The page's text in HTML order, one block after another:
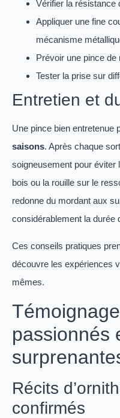
Vérifier la résistance
Appliquer une fine
mécanisme
Prévoir une pince
Tester la prise sur
Entretien et
Une pince bien entretenue
saisons. Après chaque
soigneusement pour
bois ou la rouille sur le
redonne du mordant aux
considérablement la durée
Ces conseils pratiques
découvre les expériences
mêmes.
passionnés
Récits
confirmés